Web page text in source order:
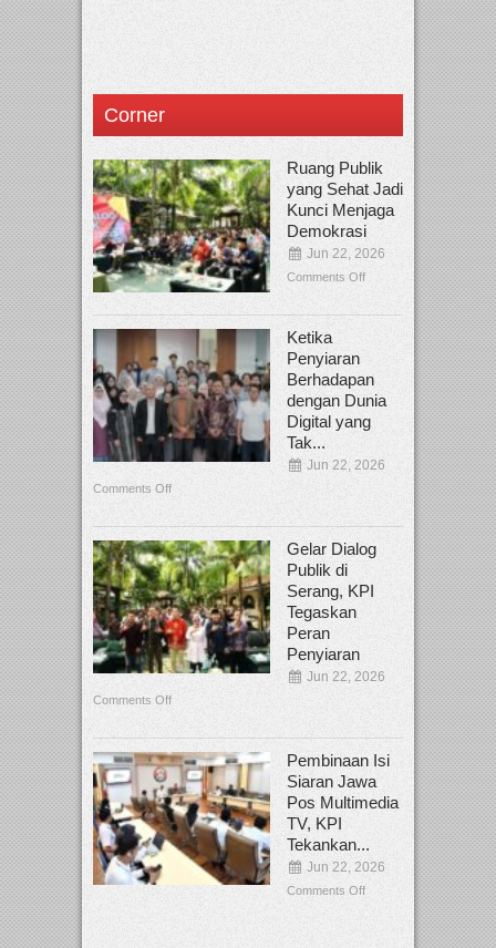
Corner
Ruang Publik
yang Sehat Jadi
Kunci Menjaga
Demokrasi
Jun 22, 2026
Comments Off
Ketika
Penyiaran
Berhadapan
dengan Dunia
Digital yang
Tak...
Jun 22, 2026
Comments Off
Gelar Dialog
Publik di
Serang, KPI
Tegaskan
Peran
Penyiaran
Jun 22, 2026
Comments Off
Pembinaan Isi
Siaran Jawa
Pos Multimedia
TV, KPI
Tekankan...
Jun 22, 2026
Comments Off